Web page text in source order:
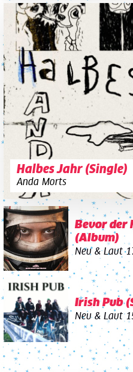
Halbes Jahr (Single)
Anda Morts
Bevor der
(Album)
Neu & Laut
Irish Pub
Neu & Laut